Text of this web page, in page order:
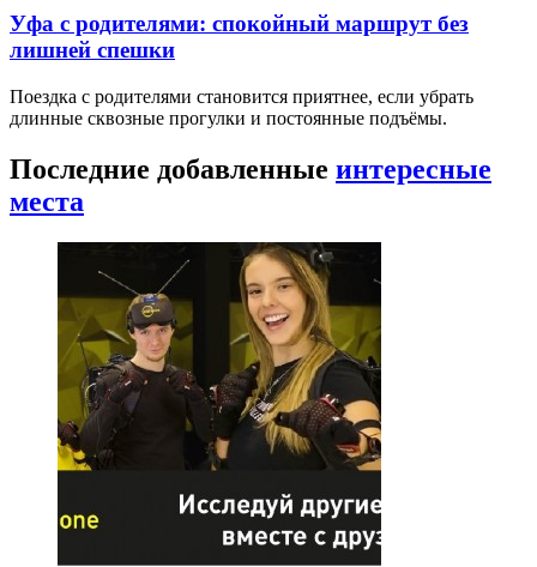
Уфа с родителями: спокойный маршрут без
лишней спешки
Поездка с родителями становится приятнее, если убрать
длинные сквозные прогулки и постоянные подъёмы.
Последние добавленные интересные
места